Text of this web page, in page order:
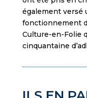
également versé
fonctionnement
Culture-en-Folie
cinquantaine